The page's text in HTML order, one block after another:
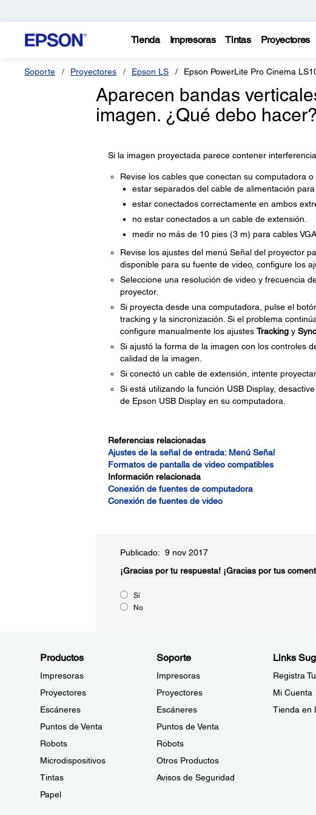
Tienda Impresoras Tintas Proyectores
Soporte Proyectores Epson LS Epson PowerLite Pro Cinema
Aparecen bandas
imagen. ¿Qué debo hacer?
Si la imagen proyectada parece contener
Revise los cables que conectan su computadora
estar separados del cable de alimentación para
estar conectados correctamente en ambos
no estar conectados a un cable de extensión.
medir no más de 10 pies (3 m) para cables
Revise los ajustes del menú Señal del proyector
disponible para su fuente de video, configure los
Seleccione una resolución de video y frecuencia
proyector.
Si proyecta desde una computadora, pulse el
tracking y la sincronización. Si el problema
configure manualmente los ajustes Trackingy Sync
Si ajustó la forma de la imagen con los controles
calidad de la imagen.
Si conectó un cable de extensión, intente
Si está utilizando la función USB Display,
de Epson USB Display en su computadora.
Referencias relacionadas
Ajustes de la señal de entrada: Menú Señal
Formatos de pantalla de video compatibles
Información relacionada
Conexión de fuentes de computadora
Conexión de fuentes de video
Publicado: 9 nov 2017
¡Gracias por tu respuesta! ¡Gracias por tus
Sí
No
Productos
Impresoras
Proyectores
Escáneres
Puntos de Venta
Robots
Microdispositivos
Tintas
Papel
Soporte
Impresoras
Proyectores
Escáneres
Puntos de Venta
Robots
Otros Productos
Avisos de Seguridad
Links
Registra
Mi Cuenta
Tienda en